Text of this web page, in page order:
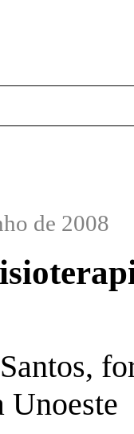
de 2008
Unoeste